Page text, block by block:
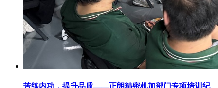
苦练内功，提升品质——正朗精密机加部门专项培训纪